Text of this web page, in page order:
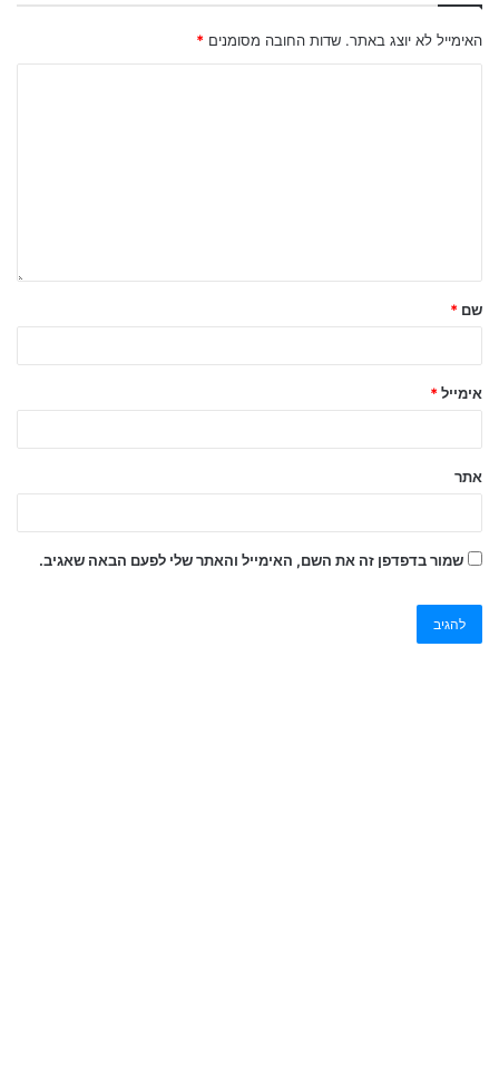
האימייל לא יוצג באתר. שדות החובה מסומנים *
שם *
אימייל *
אתר
שמור בדפדפן זה את השם, האימייל והאתר שלי לפעם הבאה שאגיב.